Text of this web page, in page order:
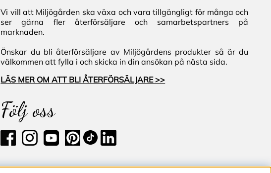
Vi vill att Miljögården ska växa och vara tillgängligt för många och
ser gärna fler återförsäljare och samarbetspartners på
marknaden.
Önskar du bli återförsäljare av Miljögårdens produkter så är du
välkommen att fylla i och skicka in din ansökan på nästa sida.
LÄS MER OM ATT BLI ÅTERFÖRSÄLJARE >>
Följ oss